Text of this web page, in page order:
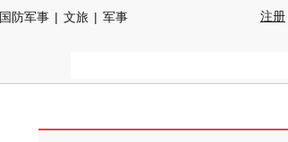
国防军事 | 文旅 | 军事
注册